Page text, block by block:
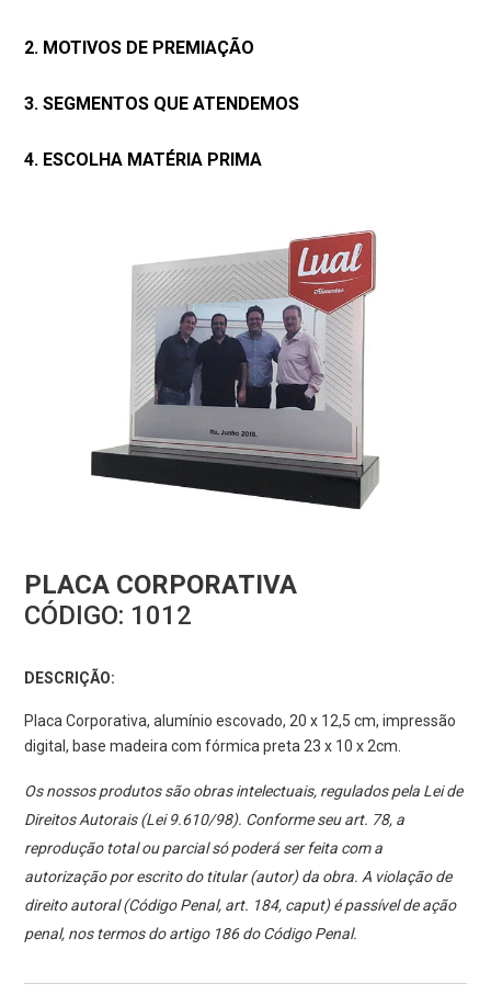
2. MOTIVOS DE PREMIAÇÃO
3. SEGMENTOS QUE ATENDEMOS
4. ESCOLHA MATÉRIA PRIMA
PLACA CORPORATIVA
CÓDIGO: 1012
DESCRIÇÃO:
Placa Corporativa, alumínio escovado, 20 x 12,5 cm, impressão
digital, base madeira com fórmica preta 23 x 10 x 2cm.
Os nossos produtos são obras intelectuais, regulados pela Lei de
Direitos Autorais (Lei 9.610/98). Conforme seu art. 78, a
reprodução total ou parcial só poderá ser feita com a
autorização por escrito do titular (autor) da obra. A violação de
direito autoral (Código Penal, art. 184, caput) é passível de ação
penal, nos termos do artigo 186 do Código Penal.